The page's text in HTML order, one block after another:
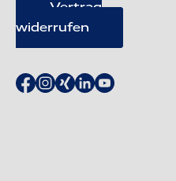
Vertrag
widerrufen